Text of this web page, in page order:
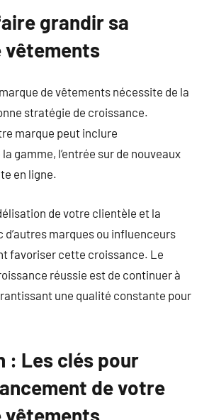
grandir sa
vêtements
de vêtements nécessite de la
stratégie de croissance.
marque peut inclure
gamme, l’entrée sur de nouveaux
en ligne.
de votre clientèle et la
marques ou influenceurs
favoriser cette croissance. Le
réussie est de continuer à
une qualité constante pour
: Les clés pour
de votre
vêtements